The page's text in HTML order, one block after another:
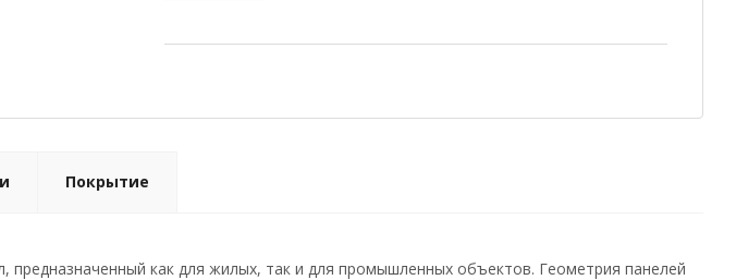
Покрытие
предназначенный как для жилых, так и для промышленных объектов. Геометрия панелей